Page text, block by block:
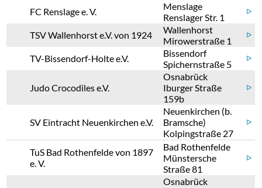
FC Renslage e. V.
Menslage
Renslager Str. 1
ᐅ
TSV Wallenhorst e.V. von 1924
Wallenhorst
Mirowerstraße 1
ᐅ
TV-Bissendorf-Holte e.V.
Bissendorf
Spichernstraße 5
ᐅ
Judo Crocodiles e.V.
Osnabrück
Iburger Straße
159b
ᐅ
SV Eintracht Neuenkirchen e.V.
Neuenkirchen (b.
Bramsche)
Kolpingstraße 27
ᐅ
TuS Bad Rothenfelde von 1897
e. V.
Bad Rothenfelde
Münstersche
Straße 81
ᐅ
Osnabrück